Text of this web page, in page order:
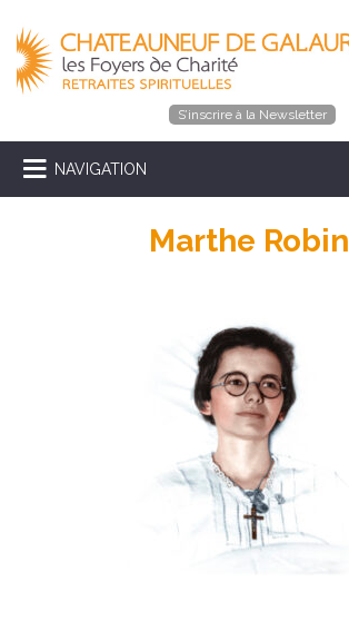
S’inscrire à la Newsletter
NAVIGATION
Marthe Robin